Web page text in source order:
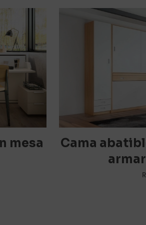
4 de 5
estrellas
5 de 5
mesa
Cama